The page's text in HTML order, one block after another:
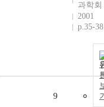
과학회
2001
p.35-38
9